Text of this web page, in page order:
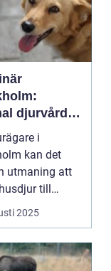
djurvård i
i
kan det
utmaning att
till
2025